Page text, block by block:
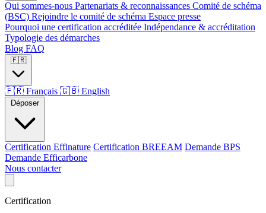
Qui sommes-nous Partenariats & reconnaissances Comité de schéma
(BSC) Rejoindre le comité de schéma Espace presse
Pourquoi une certification accréditée Indépendance & accréditation
Typologie des démarches
Blog FAQ
🇫🇷
🇫🇷 Français 🇬🇧 English
Déposer
Certification Effinature Certification BREEAM Demande BPS
Demande Efficarbone
Nous contacter
Certification